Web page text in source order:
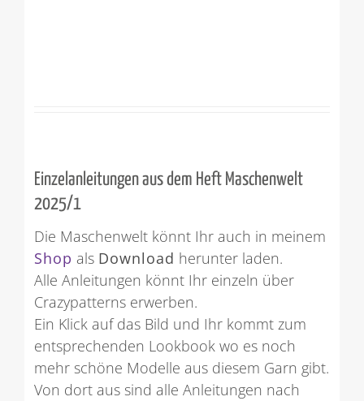
Einzelanleitungen aus dem Heft Maschenwelt
2025/1
Die Maschenwelt könnt Ihr auch in meinem
Shop als Download herunter laden.
Alle Anleitungen könnt Ihr einzeln über
Crazypatterns erwerben.
Ein Klick auf das Bild und Ihr kommt zum
entsprechenden Lookbook wo es noch
mehr schöne Modelle aus diesem Garn gibt.
Von dort aus sind alle Anleitungen nach